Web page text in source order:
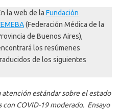
la web de la Fundación
(Federación Médica de la
de Buenos Aires),
los resúmenes
de los siguientes
estándar sobre el estado
COVID-19 moderado. Ensayo